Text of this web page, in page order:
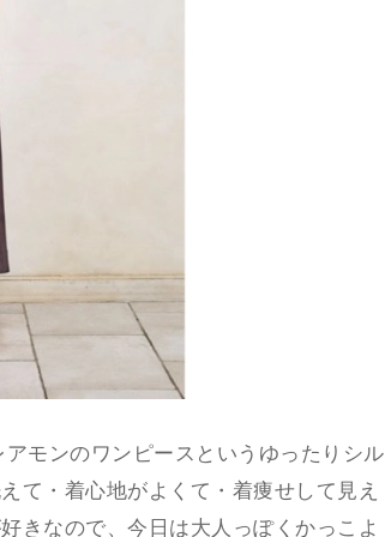
モンのワンピースというゆったりシル
て・着心地がよくて・着痩せして見え
きなので、今日は大人っぽくかっこよ